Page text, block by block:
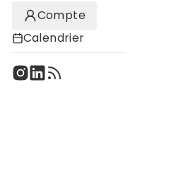
Compte
Calendrier